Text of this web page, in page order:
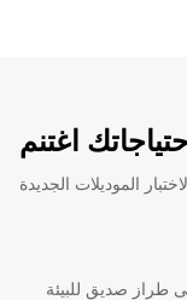
اغتنم
الموديلات الجديدة
طراز صديق للبيئة